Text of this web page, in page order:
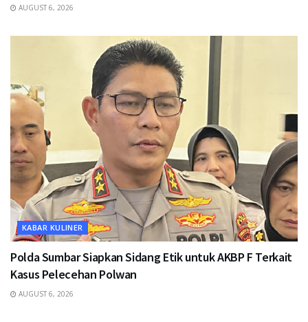
AUGUST 6, 2026
KABAR KULINER
Polda Sumbar Siapkan Sidang Etik untuk AKBP F Terkait
Kasus Pelecehan Polwan
AUGUST 6, 2026